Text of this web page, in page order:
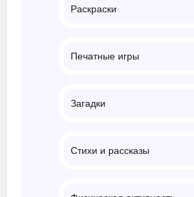
Раскраски
Печатные игры
Загадки
Стихи и рассказы